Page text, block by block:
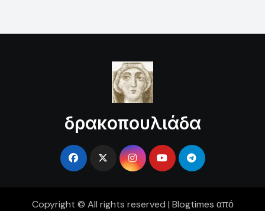
δρακοπουλιάδα
Copyright © All rights reserved | Blogtimes από